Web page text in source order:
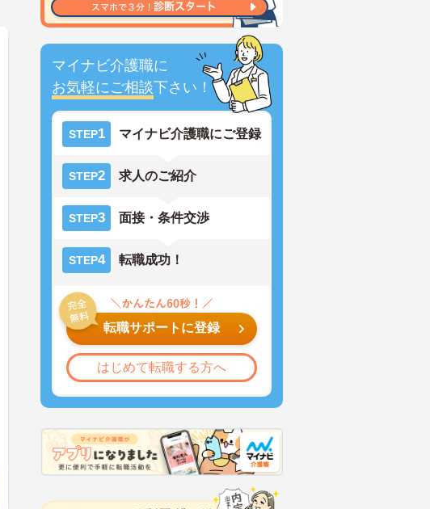
マイナビ介護職に
お気軽にご相談下さい！
STEP1 マイナビ介護職にご登録
STEP2 求人のご紹介
STEP3 面接・条件交渉
STEP4 転職成功！
転職サポートに登録
はじめて転職する方へ